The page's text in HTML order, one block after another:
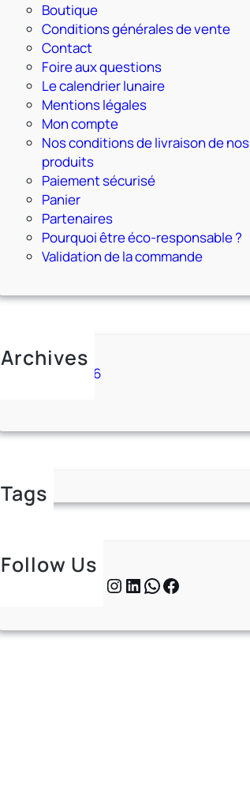
Boutique
Conditions générales de vente
Contact
Foire aux questions
Le calendrier lunaire
Mentions légales
Mon compte
Nos conditions de livraison de nos
produits
Paiement sécurisé
Panier
Partenaires
Pourquoi être éco-responsable ?
Validation de la commande
Archives
janvier 2026
Tags
Follow Us
Instagram LinkedIn WhatsApp Facebook